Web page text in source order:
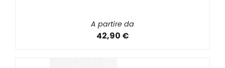
A partire da
42,90 €